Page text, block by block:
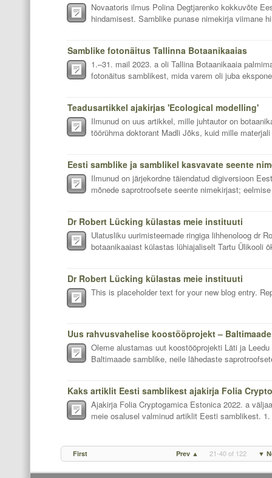
Novaatoris ilmus Polina Degtjarenko kokkuvõte
hindamisest. Samblike punase nimekirja viimane
Samblike fotonäitus Tallinna Botaanikaaias
1.–31. mail 2023. a oli Tallina Botaanikaaia
fotonäitus samblikest, mida varem oli juba
Teadusartikkel ajakirjas 'Ecological modelling'
Ilmunud on uus artikkel, mille juhtautor on
töörühma doktorant Madli Jõks, kuid mille
Ilmunud on järjekordne täiendatud digiversioon
mõnede saprotroofsete seente nimekirjast;
Dr Robert Lücking külastas meie instituuti
Ulatusliku uurimisteemade ringiga lihhenoloog dr
botaanikaaiast külastas lühiajaliselt Tartu Ülikooli
Dr Robert Lücking külastas meie instituuti
This is placeholder text for your new blog entry.
Oleme alustamas uut koostööprojekti Läti ja
Baltimaade samblike, neile lähedaste
Ajakirja Folia Cryptogamica Estonica 2022. a
meie osalusel valminud artiklit Eesti samblikest.
First Prev ▲ 21-40 of 122 ▼